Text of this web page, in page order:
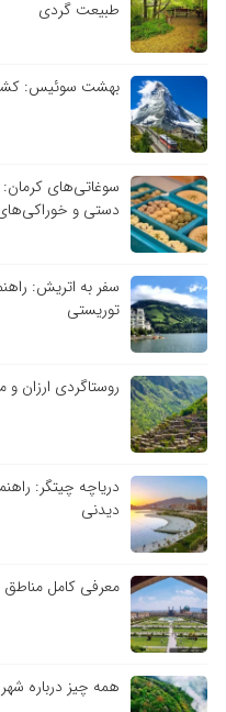
طبیعت گردی
بهشت سوئیس: کشف ۱۰ مکان گردشگری و
سوغاتی‌های کرمان:
دستی و
سفر به اتریش:
توریستی
روستاگردی ارزان
دریاچه چیتگر:
دیدنی
معرفی کامل
همه چیز درباره